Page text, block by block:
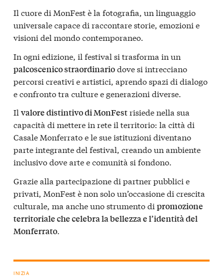
Il cuore di MonFest è la fotografia, un linguaggio
universale capace di raccontare storie, emozioni e
visioni del mondo contemporaneo.
In ogni edizione, il festival si trasforma in un
palcoscenico straordinariodove si intrecciano
percorsi creativi e artistici, aprendo spazi di dialogo
e confronto tra culture e generazioni diverse.
Il valore distintivo di MonFestrisiede nella sua
capacità di mettere in rete il territorio: la città di
Casale Monferrato e le sue istituzioni diventano
parte integrante del festival, creando un ambiente
inclusivo dove arte e comunità si fondono.
Grazie alla partecipazione di partner pubblici e
privati, MonFest è non solo un’occasione di crescita
culturale, ma anche uno strumento di promozione
territoriale che celebra la bellezza e l’identità del
Monferrato.
INIZIA